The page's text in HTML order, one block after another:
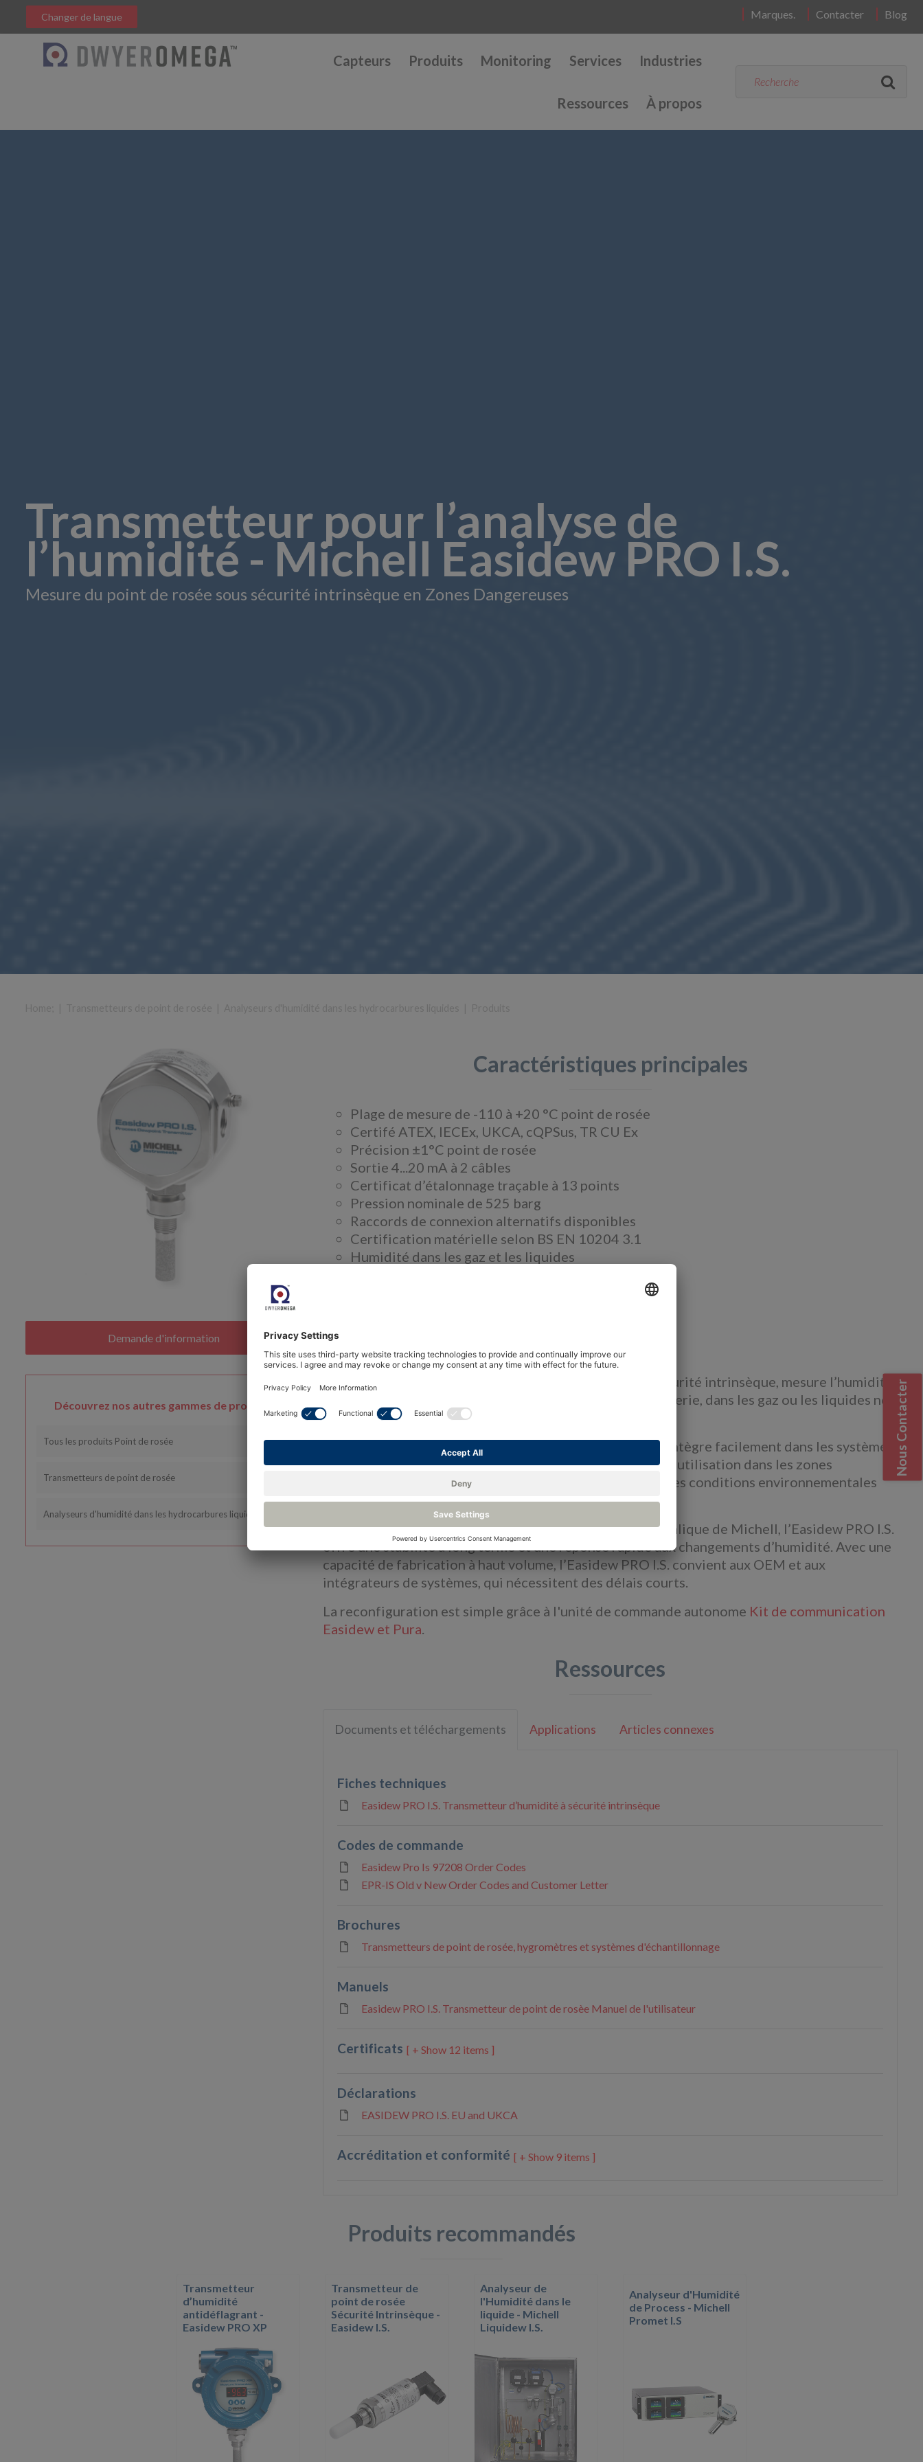
Marques. Contacter Blog
Changer de langue
Capteurs Produits Monitoring Services Industries
Ressources À propos
Transmetteur pour l’analyse de
l’humidité - Michell Easidew PRO I.S.
Mesure du point de rosée sous sécurité intrinsèque en Zones Dangereuses
Découvrez nos autres gammes de produits
Tous les produits Point de rosée
Transmetteurs de point de rosée
Analyseurs d'humidité dans les hydrocarbures liquides
Caractéristiques principales
Plage de mesure de -110 à +20 °C point de rosée
Certifé ATEX, IECEx, UKCA, cQPSus, TR CU Ex
Précision ±1°C point de rosée
Sortie 4...20 mA à 2 câbles
Certificat d’étalonnage traçable à 13 points
Pression nominale de 525 barg
Raccords de connexion alternatifs disponibles
Certification matérielle selon BS EN 10204 3.1
Humidité dans les gaz et les liquides
Le transmetteur de point de rosée Easidew PRO I.S. à sécurité intrinsèque, mesure l’humidité
dans les applications exigeantes de processus et de raffinerie, dans les gaz ou les liquides non
polaires.
Il offre une large plage de mesure de –110 à +20°Cdp, s’intègre facilement dans les systèmes
existants et dispose de certifications mondiales pour une utilisation dans les zones
dangereuses. Le boîtier robuste protège l’électronique des conditions environnementales
difficiles.
Basé sur le capteur d’humidité en céramique à oxyde métalique de Michell, l’Easidew PRO I.S.
offre une stabilité à long terme et une réponse rapide aux changements d’humidité. Avec une
capacité de fabrication à haut volume, l’Easidew PRO I.S. convient aux OEM et aux
intégrateurs de systèmes, qui nécessitent des délais courts.
La reconfiguration est simple grâce à l'unité de commande autonome Kit de communication
Easidew et Pura
Ressources
Documents et téléchargements Applications Articles connexes
Fiches techniques
Easidew PRO I.S. Transmetteur d’humidité à sécurité intrinsèque
Codes de commande
Easidew Pro Is 97208 Order Codes
EPR-IS Old v New Order Codes and Customer Letter
Brochures
Transmetteurs de point de rosée, hygromètres et systèmes d'échantillonnage
Manuels
Easidew PRO I.S. Transmetteur de point de rosèe Manuel de l'utilisateur
Certificats 12 items ]
Déclarations
EASIDEW PRO I.S. EU and UKCA
Accréditation et conformité 9 items ]
Produits recommandés
Transmetteur
d’humidité
antidéflagrant -
Easidew PRO XP
Transmetteur de
point de rosée
Sécurité Intrinsèque -
Easidew I.S.
Analyseur de
l'Humidité dans le
liquide - Michell
Liquidew I.S.
Analyseur d'Humidité
de Process - Michell
Promet I.S
Nous Contacter